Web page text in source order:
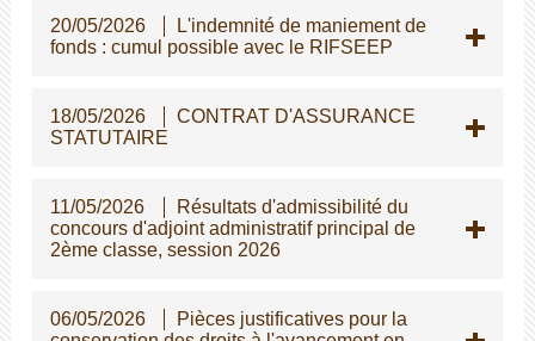
20/05/2026
L'indemnité de maniement de
fonds : cumul possible avec le RIFSEEP
18/05/2026
CONTRAT D'ASSURANCE
STATUTAIRE
11/05/2026
Résultats d'admissibilité du
concours d'adjoint administratif principal de
2ème classe, session 2026
06/05/2026
Pièces justificatives pour la